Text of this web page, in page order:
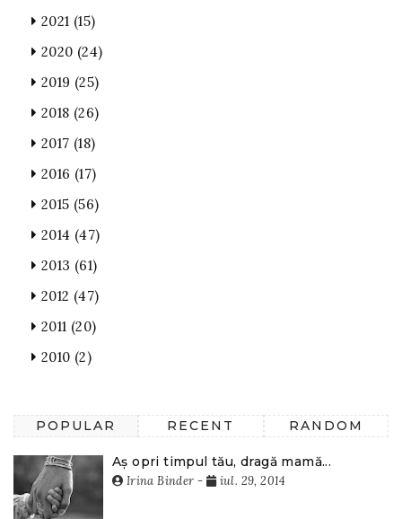
2021 (15)
2020 (24)
2019 (25)
2018 (26)
2017 (18)
2016 (17)
2015 (56)
2014 (47)
2013 (61)
2012 (47)
2011 (20)
2010 (2)
POPULAR RECENT RANDOM
Aș opri timpul tău, dragă mamă...
Irina Binder - iul. 29, 2014